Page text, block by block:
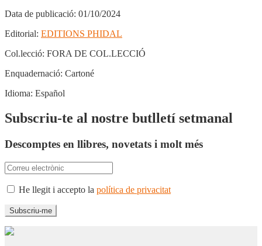
Data de publicació: 01/10/2024
Editorial: EDITIONS PHIDAL
Col.lecció: FORA DE COL.LECCIÓ
Enquadernació: Cartoné
Idioma: Español
Subscriu-te al nostre butlletí setmanal
Descomptes en llibres, novetats i molt més
He llegit i accepto la política de privacitat